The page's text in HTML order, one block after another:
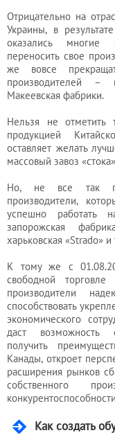
Отрицательно на
Украины, в
оказались многие
переносить свое
же вовсе
производителей –
Макеевская фабрики.
Нельзя не отметить
продукцией
оставляет желать
массовый завоз
Но, не все так
производители,
успешно работать
запорожская
харьковская «Strado» и
К тому же с
свободной
производители
способствовать
экономического
даст возможность
получить
Канады, откроет
расширения рынков
собственного
Как создать
Кадровый
аутсорсинг
Лицензии
и
разрешения